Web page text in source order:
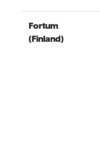
Fortum
(Finland)